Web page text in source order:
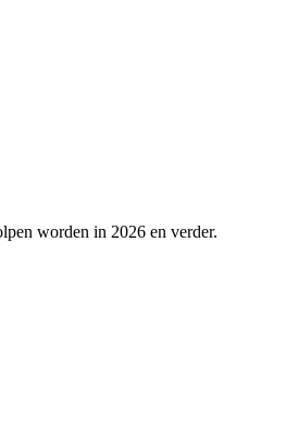
worden in 2026 en verder.